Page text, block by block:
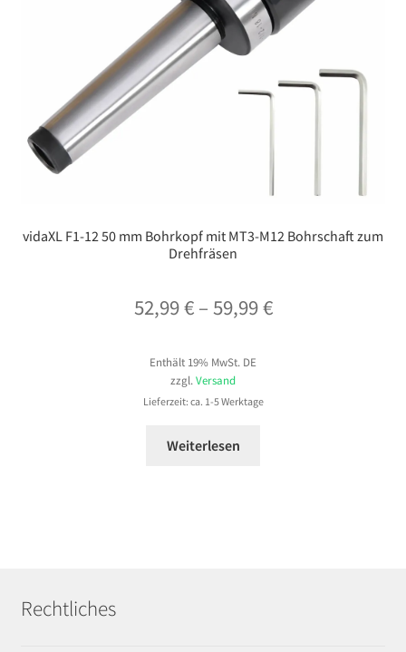
vidaXL F1-12 50 mm Bohrkopf mit MT3-M12 Bohrschaft zum
Drehfräsen
52,99€ – 59,99€Preisspanne:
Enthält 19% MwSt. DE
zzgl.Versand
Lieferzeit: ca. 1-5 Werktage
Weiterlesen
Rechtliches